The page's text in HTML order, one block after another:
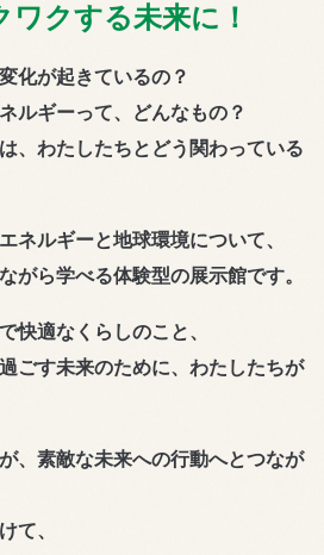
ワクする未来に！
化が起きているの？
ルギーって、どんなもの？
、わたしたちとどう関わっている
ネルギーと地球環境について、
がら学べる体験型の展示館です。
快適なくらしのこと、
ごす未来のために、わたしたちが
、素敵な未来への行動へとつなが
て、